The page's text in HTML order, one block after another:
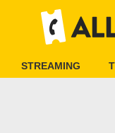
STREAMING